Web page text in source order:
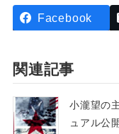
Facebook
関連記事
小瀧望の
ュアル公